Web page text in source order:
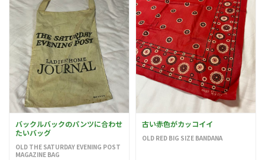
バックルバックのパンツに合わせ
たいバッグ
OLD THE SATURDAY EVENING POST
MAGAZINE BAG
古い赤色がカッコイイ
OLD RED BIG SIZE BANDANA